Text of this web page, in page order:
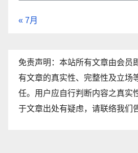
« 7月
免责声明：本站所有文章由会员
有文章的真实性、完整性及立场
任。用户应自行判断内容之真实
于文章出处有疑虑，请联络我们